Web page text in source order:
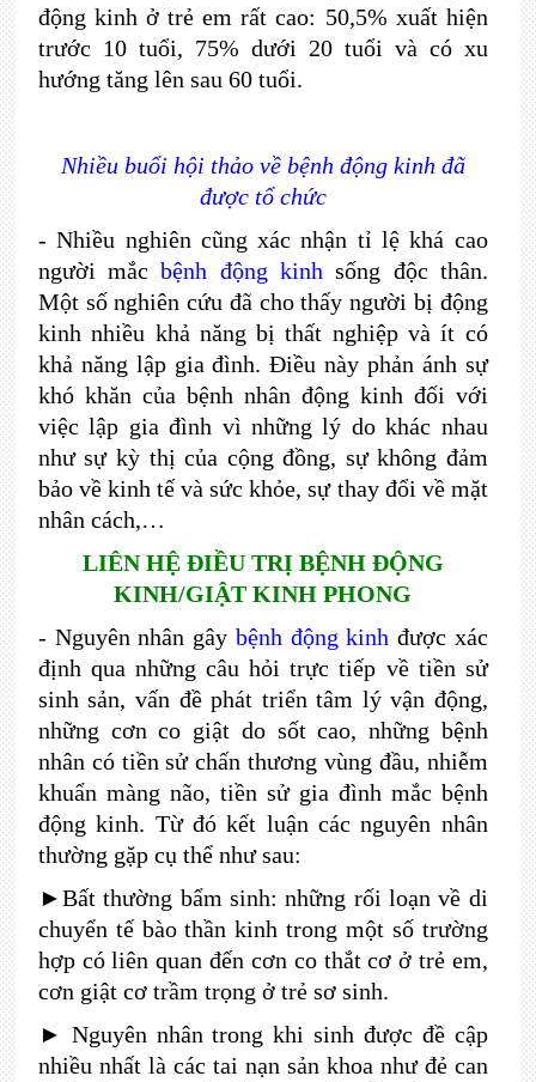
động kinh ở trẻ em rất cao: 50,5% xuất hiện
trư­ớc 10 tuổi, 75% dưới 20 tuổi và có xu
hướng tăng lên sau 60 tuổi.
Nhiều buổi hội thảo về bệnh động kinh đã
được tổ chức
- Nhiều nghiên cũng xác nhận tỉ lệ khá cao
người mắcbệnh động kinh sống độc thân.
Một số nghiên cứu đã cho thấy người bị động
kinh nhiều khả năng bị thất nghiệp và ít có
khả năng lập gia đình. Điều này phản ánh sự
khó khăn của bệnh nhân động kinh đối với
việc lập gia đình vì những lý do khác nhau
như sự kỳ thị của cộng đồng, sự không đảm
bảo về kinh tế và sức khỏe, sự thay đổi về mặt
nhân cách,…
LIÊN HỆ ĐIỀU TRỊ BỆNH ĐỘNG
KINH/GIẬT KINH PHONG
- Nguyên nhân gây bệnh động kinh được xác
định qua những câu hỏi trực tiếp về tiền sử
sinh sản, vấn đề phát triển tâm lý vận động,
những cơn co giật do sốt cao, những bệnh
nhân có tiền sử chấn thư­ơng vùng đầu, nhiễm
khuẩn màng não, tiền sử gia đình mắc bệnh
động kinh. Từ đó kết luận các nguyên nhân
thường gặp cụ thể như sau:
►Bất thư­ờng bẩm sinh: những rối loạn về di
chuyển tế bào thần kinh trong một số tr­ường
hợp có liên quan đến cơn co thắt cơ ở trẻ em,
cơn giật cơ trầm trọng ở trẻ sơ sinh.
► Nguyên nhân trong khi sinh đ­ược đề cập
nhiều nhất là các tai nạn sản khoa như­ đẻ can